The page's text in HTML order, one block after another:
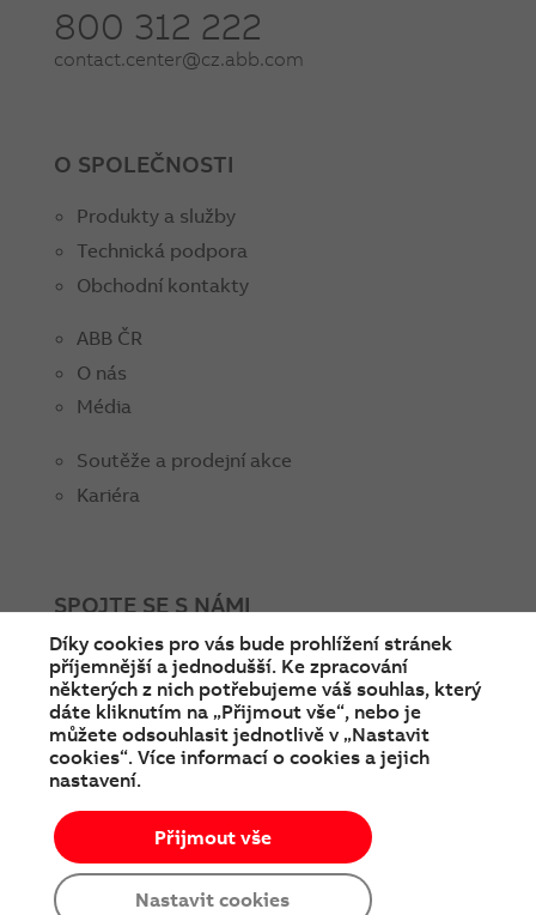
800 312 222
contact.center@cz.abb.com
O SPOLEČNOSTI
Produkty a služby
Technická podpora
Obchodní kontakty
ABB ČR
O nás
Média
Soutěže a prodejní akce
Kariéra
SPOJTE SE S NÁMI
facebookinstagramLinkedintwitteryoutube
© Copyright 2026 ABB
Podmínky používání
Cookies a ochrana soukromí
Díky cookies pro vás bude prohlížení stránek
příjemnější a jednodušší. Ke zpracování
některých z nich potřebujeme váš souhlas, který
dáte kliknutím na „Přijmout vše“, nebo je
můžete odsouhlasit jednotlivě v „Nastavit
cookies“. Více informací o cookies a jejich
nastavení.
Nastavit cookies
Přijmout vše